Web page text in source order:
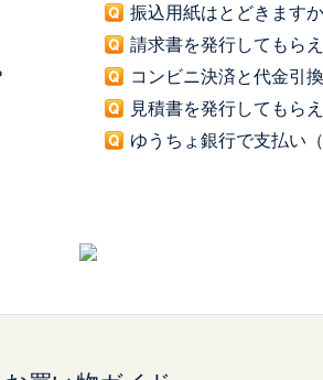
振込用紙はとどきます
請求書を発行してもら
コンビニ決済と代金引
見積書を発行してもら
ゆうちょ銀行で支払い